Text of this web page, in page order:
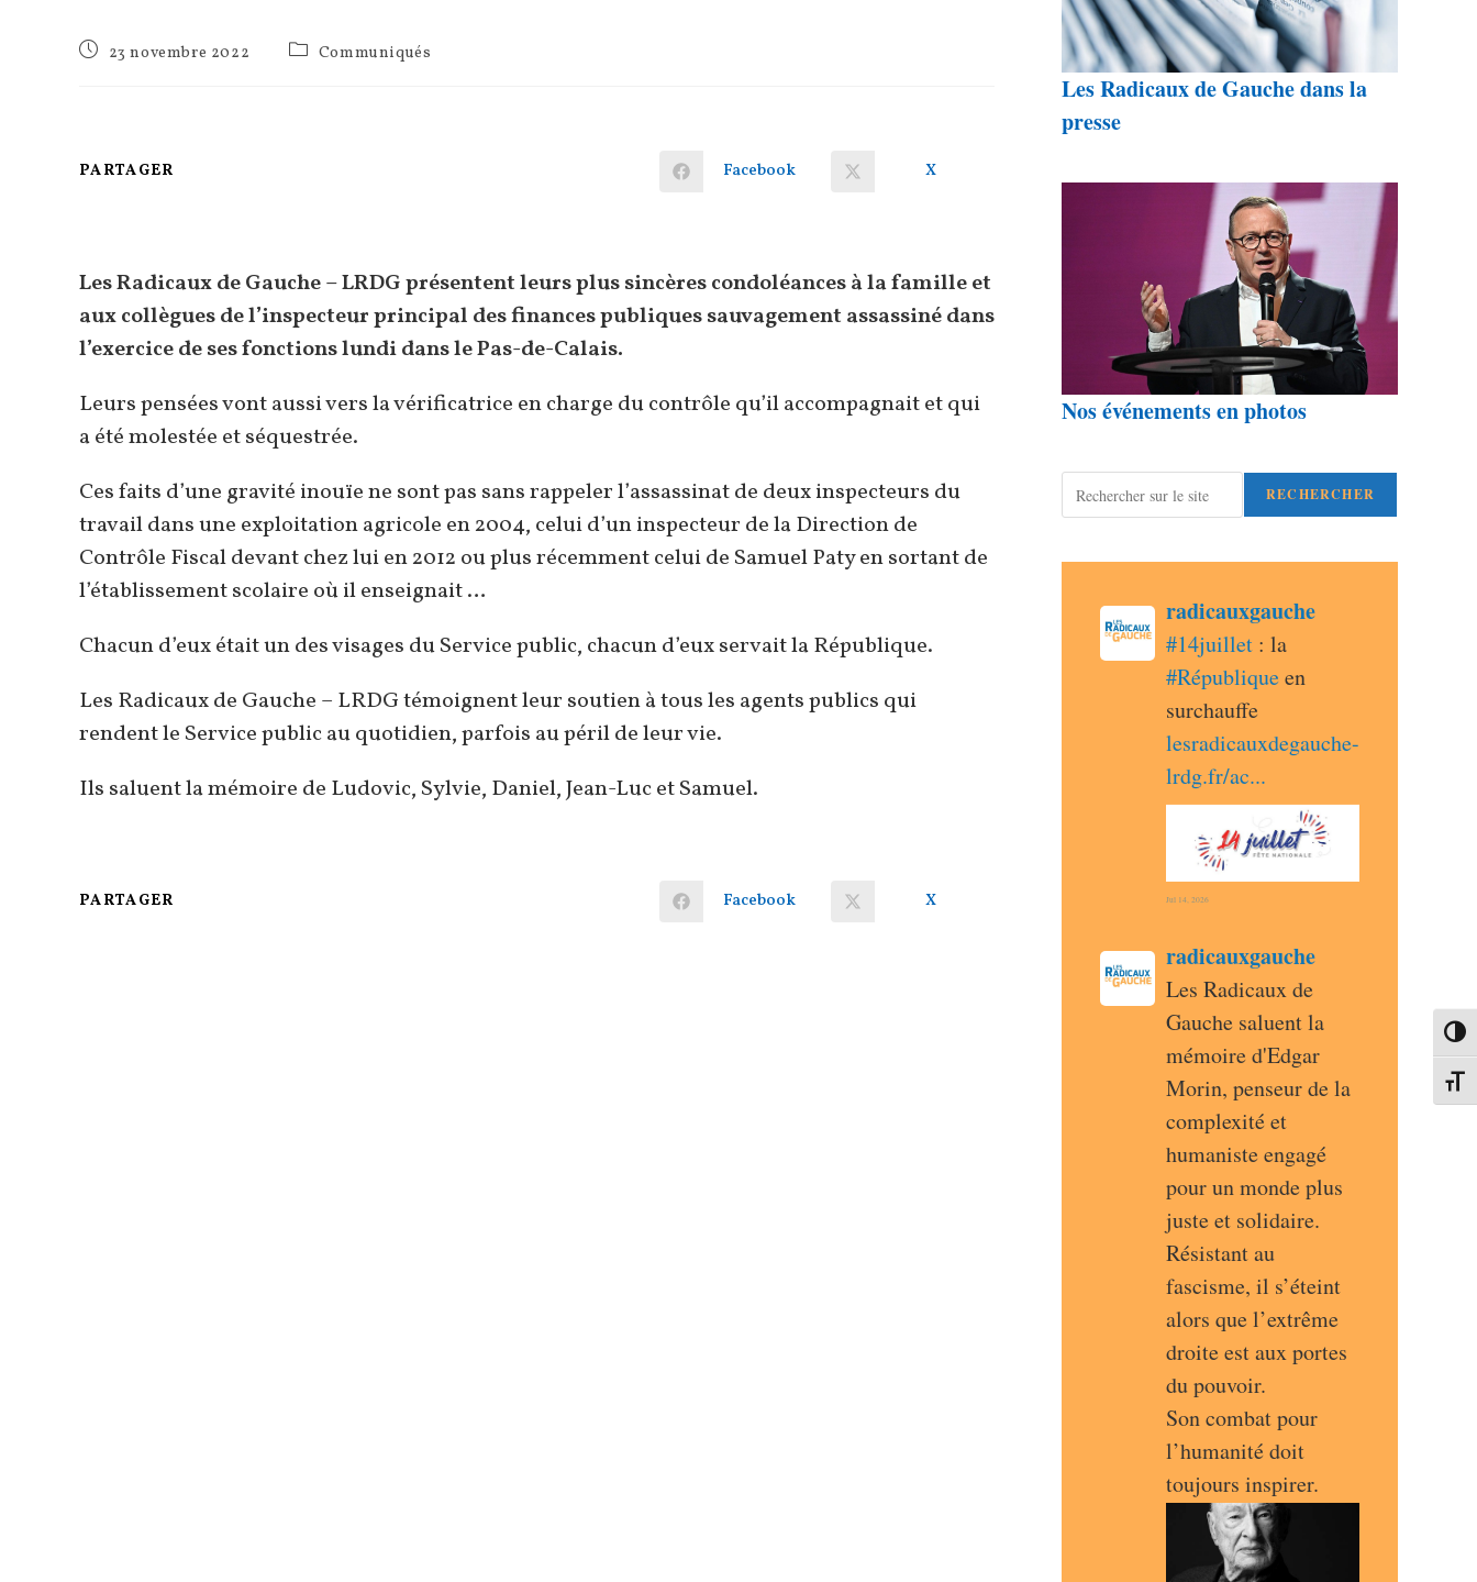
Publication
23 novembre 2022
PostCommuniqués
PARTAGER Ouvrir
Facebook Ouvrir
X
Les Radicaux de Gauche – LRDG présentent leurs plus sincères condoléances à la famille et
aux collègues de l’inspecteur principal des finances publiques sauvagement assassiné dans
l’exercice de ses fonctions lundi dans le Pas-de-Calais.
Leurs pensées vont aussi vers la vérificatrice en charge du contrôle qu’il accompagnait et qui
a été molestée et séquestrée.
Ces faits d’une gravité inouïe ne sont pas sans rappeler l’assassinat de deux inspecteurs du
travail dans une exploitation agricole en 2004, celui d’un inspecteur de la Direction de
Contrôle Fiscal devant chez lui en 2012 ou plus récemment celui de Samuel Paty en sortant de
l’établissement scolaire où il enseignait …
Chacun d’eux était un des visages du Service public, chacun d’eux servait la République.
Les Radicaux de Gauche – LRDG témoignent leur soutien à tous les agents publics qui
rendent le Service public au quotidien, parfois au péril de leur vie.
Ils saluent la mémoire de Ludovic, Sylvie, Daniel, Jean-Luc et Samuel.
PARTAGER Ouvrir
Facebook Ouvrir
X
Les Radicaux de Gauche dans la
presse
Nos événements en photos
RECHERCHER
radicauxgauche avatar
radicauxgauchepost
#14juillet
#République en
surchauffe
lesradicauxdegauche-
lrdg.fr/ac
Jul 14, 2026
radicauxgauche avatar
radicauxgauchepost
Les Radicaux de
Gauche saluent la
mémoire d'Edgar
Morin, penseur de la
complexité et
humaniste engagé
pour un monde plus
juste et solidaire.
Résistant au
fascisme, il s’éteint
alors que l’extrême
droite est aux portes
du pouvoir.
Son combat pour
l’humanité doit
toujours inspirer.